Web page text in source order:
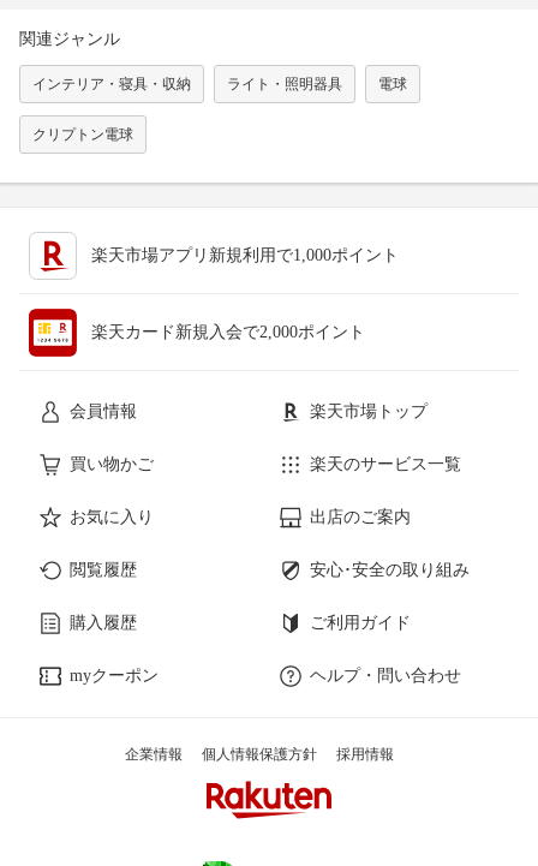
関連ジャンル
インテリア・寝具・収納 ライト・照明器具 電球
クリプトン電球
楽天市場アプリ新規利用で1,000ポイント
楽天カード新規入会で2,000ポイント
会員情報 楽天市場トップ
買い物かご 楽天のサービス一覧
お気に入り 出店のご案内
閲覧履歴 安心･安全の取り組み
購入履歴 ご利用ガイド
myクーポン ヘルプ・問い合わせ
企業情報 個人情報保護方針 採用情報